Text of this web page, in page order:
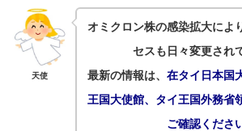
天使
オミクロン株の感染拡大によ
セスも日々変更され
最新の情報は、在タイ日本国
王国大使館、 タイ王国外務省
ご確認くださ